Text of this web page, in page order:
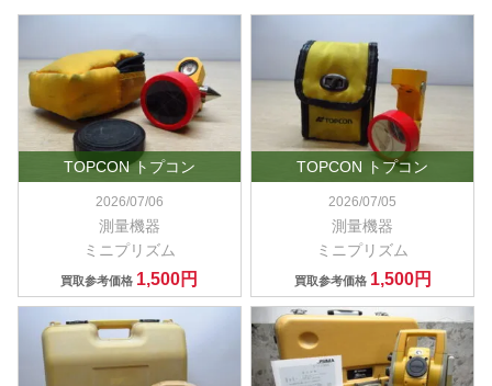
TOPCON トプコン
2026/07/06
測量機器
ミニプリズム
買取参考価格 1,500円
TOPCON トプコン
2026/07/05
測量機器
ミニプリズム
買取参考価格 1,500円